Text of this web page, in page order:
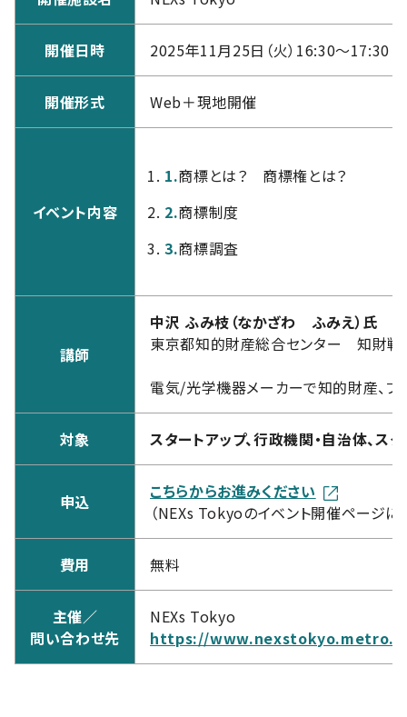
開催日時 2025年11月25日（火）16:30～17:30
開催形式 Web＋現地開催
イベント内容
1.商標とは？ 商標権とは？
2.商標制度
3.商標調査
講師
中沢 ふみ枝（なかざわ ふみえ）氏
東京都知的財産総合センター 知財戦
電気/光学機器メーカーで知的財産、ブ
対象 スタートアップ、行政機関・自治体、ス
申込
こちらからお進みください
（NEXs Tokyoのイベント開催ページに
費用 無料
主催／
問い合わせ先
NEXs Tokyo
https://